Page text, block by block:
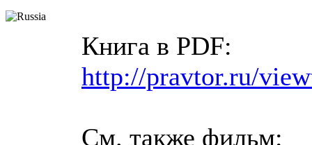
Книга в PDF:
http://pravtor.ru/
См. также фильм: